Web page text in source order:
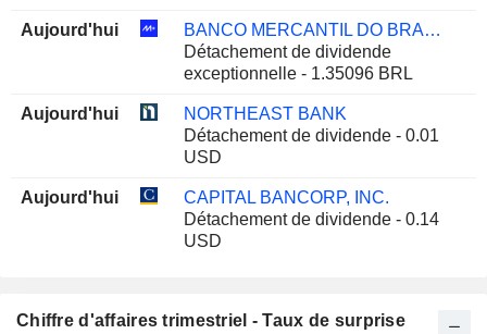
Aujourd'hui
BANCO MERCANTIL DO BRASIL S.A.
Détachement de dividende
exceptionnelle - 1.35096 BRL
Aujourd'hui
NORTHEAST BANK
Détachement de dividende - 0.01
USD
Aujourd'hui
CAPITAL BANCORP, INC.
Détachement de dividende - 0.14
USD
Chiffre d'affaires trimestriel - Taux de surprise